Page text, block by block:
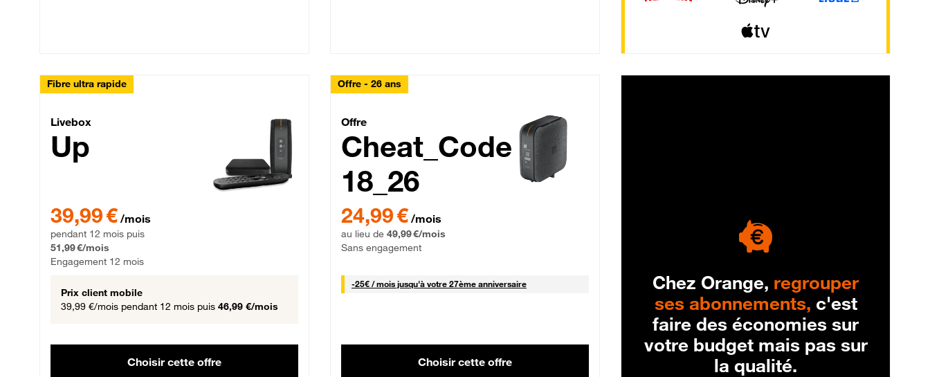
Fibre ultra rapide
Livebox Up Fibre
Livebox
Up
39,99 € /mois
pendant 12 mois puis
51,99 €/mois
Engagement 12 mois
Prix client mobile
39,99 €/mois pendant 12 mois puis 46,99 €/mois
Choisir cette offre
Offre - 26 ans
Cheat_Code Fibre_18_26
Offre
Cheat_Code
18_26
24,99 € /mois
au lieu de 49,99 €/mois
Sans engagement
-25€ / mois25 € par mois
jusqu'à votre 27ème anniversaire
Choisir cette offre
Chez Orange, regrouper
ses abonnements, c'est
faire des économies sur
votre budget mais pas sur
la qualité.